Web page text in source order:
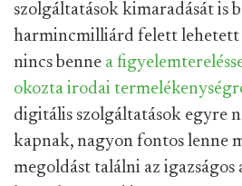
szolgáltatások kimaradását is
harmincmilliárd felett lehetett
nincs benne a
okozta irodai
digitális szolgáltatások egyre
kapnak, nagyon fontos lenne
megoldást találni az igazságos